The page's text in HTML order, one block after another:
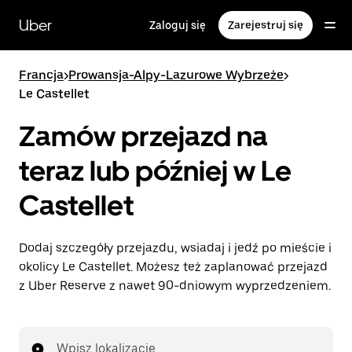
głównej
zawartości
Uber Zaloguj się Zarejestruj się
Francja>Prowansja-Alpy-Lazurowe Wybrzeże>
Le Castellet
Zamów przejazd na
teraz lub później w Le
Castellet
Dodaj szczegóły przejazdu, wsiadaj i jedź po mieście i
okolicy Le Castellet. Możesz też zaplanować przejazd
z Uber Reserve z nawet 90-dniowym wyprzedzeniem.
Wpisz lokalizację